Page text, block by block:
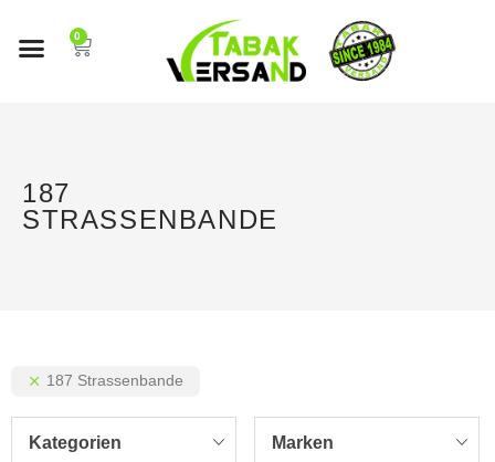
0
187
STRASSENBANDE
187 Strassenbande
Kategorien Marken